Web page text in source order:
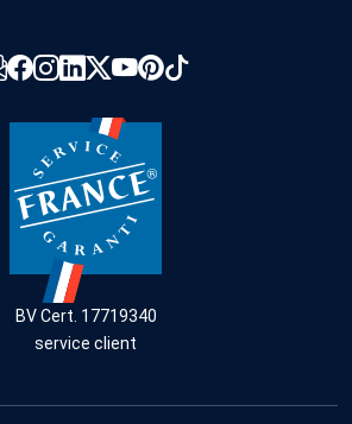
BV Cert. 17719340
service client